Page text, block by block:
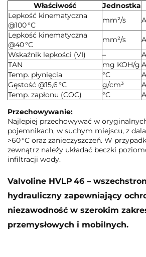
Właściwość Jednostka
Lepkość kinematyczna
@100 °C
mm²/s
Lepkość kinematyczna
@40 °C
mm²/s
Wskaźnik lepkości (VI)
–
TAN
mg KOH/g
Temp. płynięcia
°C
Gęstość @15,6 °C
g/cm³
Temp. zapłonu (COC)
°C
Przechowywanie:
Najlepiej przechowywać w
pojemnikach, w suchym miejscu, z
>60 °C oraz zanieczyszczeń. W
zewnątrz należy układać beczki
infiltracji wody.
Valvoline HVLP 46 –
hydrauliczny zapewniający
niezawodność w szerokim
przemysłowych i mobilnych.